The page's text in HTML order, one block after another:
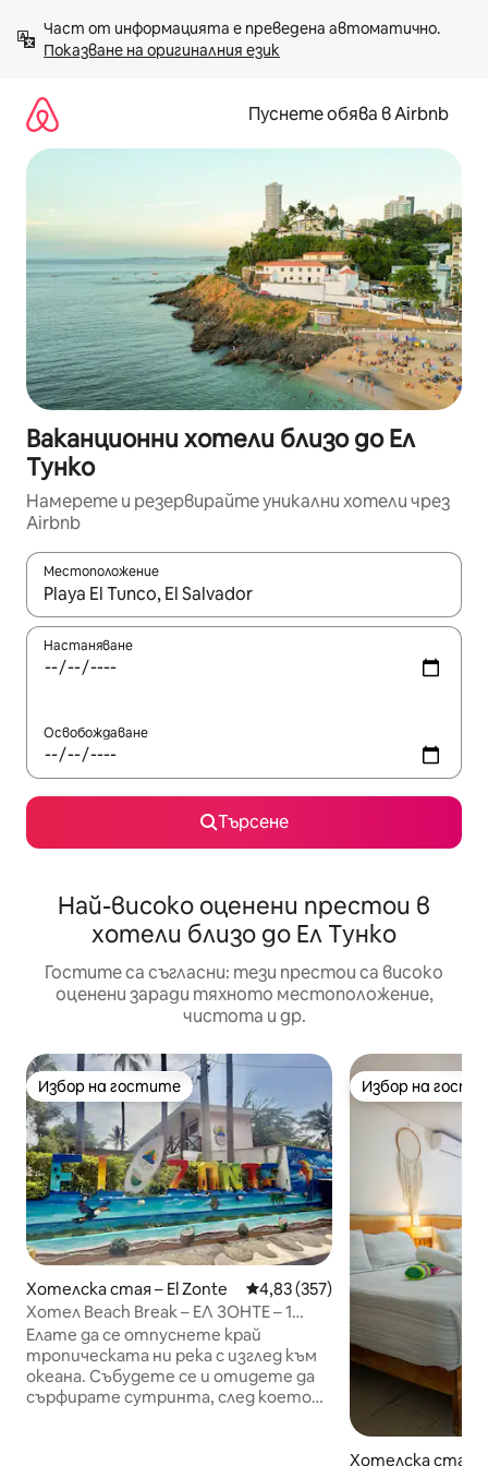
към
съдържанието
Показване на оригиналния език
Пуснете обява в Airbnb
Ваканционни хотели близо до Ел
Тунко
Намерете и резервирайте уникални хотели чрез
Airbnb
Местоположение
Когато резултатите се покажат, използвайте
Настаняване
Освобождаване
Търсене
Най-високо оценени престои в
хотели близо до Ел Тунко
Гостите са съгласни: тези престои са високо
оценени заради тяхното местоположение,
чистота и др.
Избор на гостите
Избор на гостите
Хотелска стая – El Zonte Средна оценка: 4,83 от 5,
4,83 (357)
Хотел Beach Break – ЕЛ ЗОНТЕ – 1
Queen
Елате да се отпуснете край
тропическата ни река с изглед към
океана. Събудете се и отидете да
сърфирате сутринта, след което
Избор на
Избор на
Хотелска стая –